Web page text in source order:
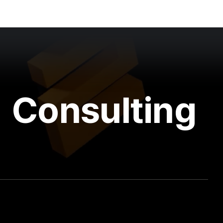
Consulting